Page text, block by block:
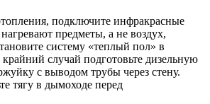
подключите инфракрасные
предметы, а не воздух,
систему «теплый пол» в
случай подготовьте дизельную
с выводом трубы через стену.
тягу в дымоходе перед